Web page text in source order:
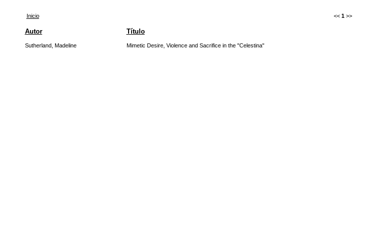
Inicio << 1 >>
Autor Título
Sutherland, Madeline Mimetic Desire, Violence and Sacrifice in the "Celestina"